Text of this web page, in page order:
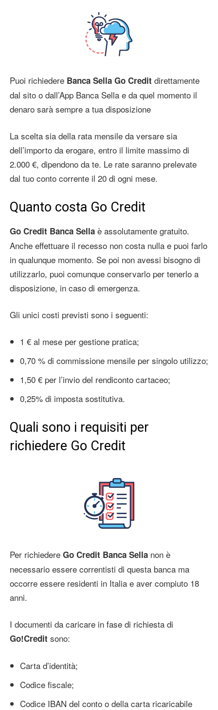
Puoi richiedere Banca Sella Go Credit direttamente
dal sito o dall’App Banca Sella e da quel momento il
denaro sarà sempre a tua disposizione
La scelta sia della rata mensile da versare sia
dell’importo da erogare, entro il limite massimo di
2.000 €, dipendono da te. Le rate saranno prelevate
dal tuo conto corrente il 20 di ogni mese.
Quanto costa Go Credit
Go Credit Banca Sella è assolutamente gratuito.
Anche effettuare il recesso non costa nulla e puoi farlo
in qualunque momento. Se poi non avessi bisogno di
utilizzarlo, puoi comunque conservarlo per tenerlo a
disposizione, in caso di emergenza.
Gli unici costi previsti sono i seguenti:
1 € al mese per gestione pratica;
0,70 % di commissione mensile per singolo utilizzo;
1,50 € per l’invio del rendiconto cartaceo;
0,25% di imposta sostitutiva.
Quali sono i requisiti per
richiedere Go Credit
Per richiedere Go Credit Banca Sella non è
necessario essere correntisti di questa banca ma
occorre essere residenti in Italia e aver compiuto 18
anni.
I documenti da caricare in fase di richiesta di
Go!Credit sono:
Carta d’identità;
Codice fiscale;
Codice IBAN del conto o della carta ricaricabile